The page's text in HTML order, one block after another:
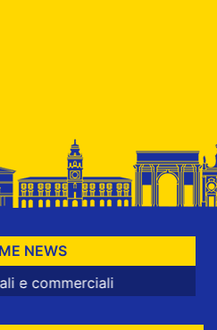
NEWS